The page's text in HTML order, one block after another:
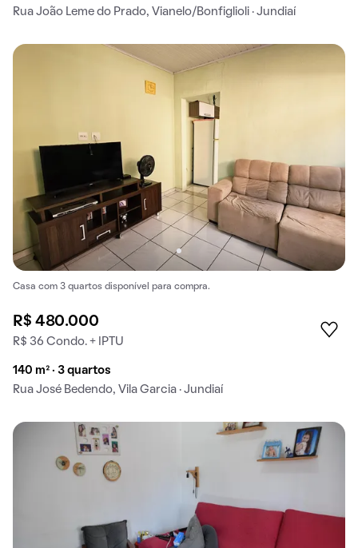
Rua João Leme do Prado, Vianelo/Bonfiglioli · Jundiaí
Casa com 3 quartos disponível para compra.
R$ 480.000
R$ 36 Condo. + IPTU
140 m² · 3 quartos
Rua José Bedendo, Vila Garcia · Jundiaí